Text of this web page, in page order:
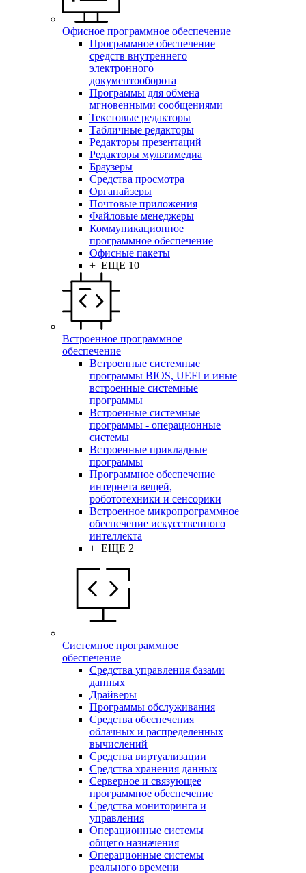
Офисное программное обеспечение
Программное обеспечение
средств внутреннего
электронного
документооборота
Программы для обмена
мгновенными сообщениями
Текстовые редакторы
Табличные редакторы
Редакторы презентаций
Редакторы мультимедиа
Браузеры
Средства просмотра
Органайзеры
Почтовые приложения
Файловые менеджеры
Коммуникационное
программное обеспечение
Офисные пакеты
+ ЕЩЕ 10
Встроенное программное
обеспечение
Встроенные системные
программы BIOS, UEFI и иные
встроенные системные
программы
Встроенные системные
программы - операционные
системы
Встроенные прикладные
программы
Программное обеспечение
интернета вещей,
робототехники и сенсорики
Встроенное микропрограммное
обеспечение искусственного
интеллекта
+ ЕЩЕ 2
Системное программное
обеспечение
Средства управления базами
данных
Драйверы
Программы обслуживания
Средства обеспечения
облачных и распределенных
вычислений
Средства виртуализации
Средства хранения данных
Серверное и связующее
программное обеспечение
Средства мониторинга и
управления
Операционные системы
общего назначения
Операционные системы
реального времени